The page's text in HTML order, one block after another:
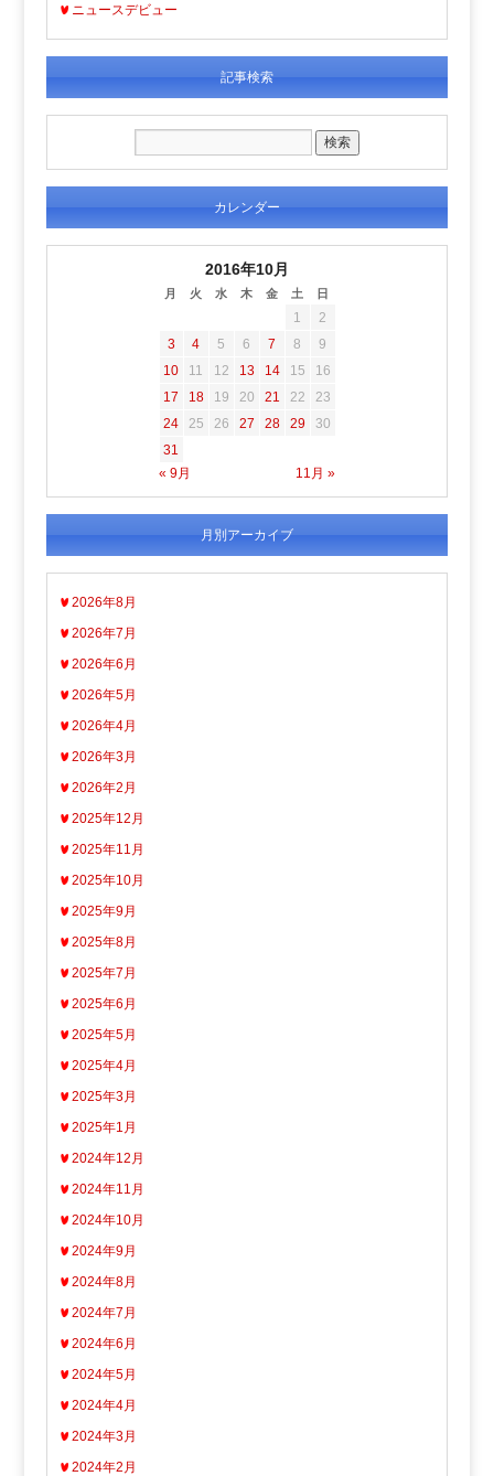
ニュースデビュー
記事検索
カレンダー
2016年10月
月 火 水 木 金 土 日
« 9月 11月 »
1
2
3
4 5 6 7 8
9
10
11 12 13 14 15
16
17
18 19 20 21 22
23
24
25 26 27 28 29
30
31
月別アーカイブ
2026年8月
2026年7月
2026年6月
2026年5月
2026年4月
2026年3月
2026年2月
2025年12月
2025年11月
2025年10月
2025年9月
2025年8月
2025年7月
2025年6月
2025年5月
2025年4月
2025年3月
2025年1月
2024年12月
2024年11月
2024年10月
2024年9月
2024年8月
2024年7月
2024年6月
2024年5月
2024年4月
2024年3月
2024年2月